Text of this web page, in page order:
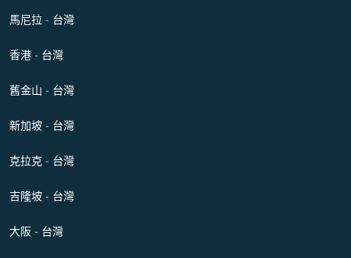
馬尼拉 - 台灣
香港 - 台灣
舊金山 - 台灣
新加坡 - 台灣
克拉克 - 台灣
吉隆坡 - 台灣
大阪 - 台灣